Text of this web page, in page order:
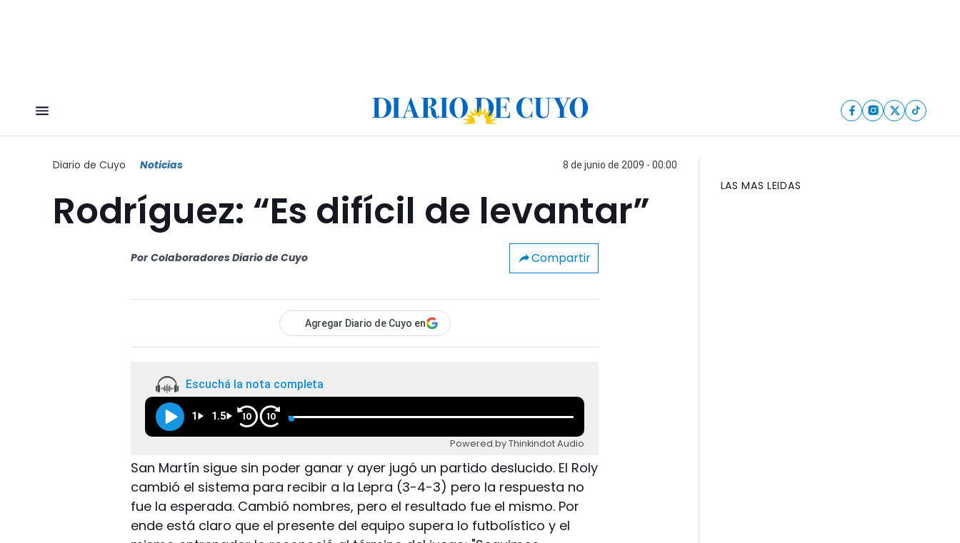
Diario de Cuyo Noticias 8 de junio de 2009 - 00:00
Rodríguez: “Es difícil de levantar”
Por Colaboradores Diario de Cuyo Compartir
Agregar Diario de Cuyo en
Escuchá la nota completa
1 1.5 10 10
Powered by Thinkindot Audio
San Martín sigue sin poder ganar y ayer jugó un partido deslucido. El Roly
cambió el sistema para recibir a la Lepra (3-4-3) pero la respuesta no
fue la esperada. Cambió nombres, pero el resultado fue el mismo. Por
ende está claro que el presente del equipo supera lo futbolístico y el
LAS MAS LEIDAS